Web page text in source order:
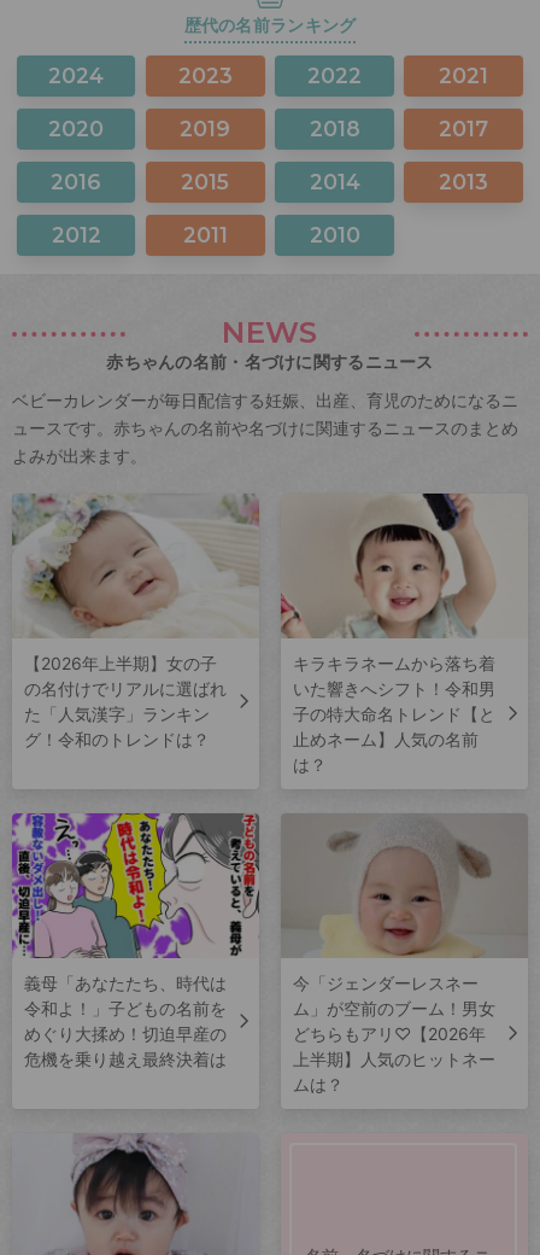
歴代の名前ランキング
2024 2023 2022 2021
2020 2019 2018 2017
2016 2015 2014 2013
2012 2011 2010
NEWS
赤ちゃんの名前・名づけに関するニュース
ベビーカレンダーが毎日配信する妊娠、出産、育児のためになるニ
ュースです。赤ちゃんの名前や名づけに関連するニュースのまとめ
よみが出来ます。
【2026年上半期】女の子
の名付けでリアルに選ばれ
た「人気漢字」ランキン
グ！令和のトレンドは？
キラキラネームから落ち着
いた響きへシフト！令和男
子の特大命名トレンド【と
止めネーム】人気の名前
は？
義母「あなたたち、時代は
令和よ！」子どもの名前を
めぐり大揉め！切迫早産の
危機を乗り越え最終決着は
今「ジェンダーレスネー
ム」が空前のブーム！男女
どちらもアリ♡【2026年
上半期】人気のヒットネー
ムは？